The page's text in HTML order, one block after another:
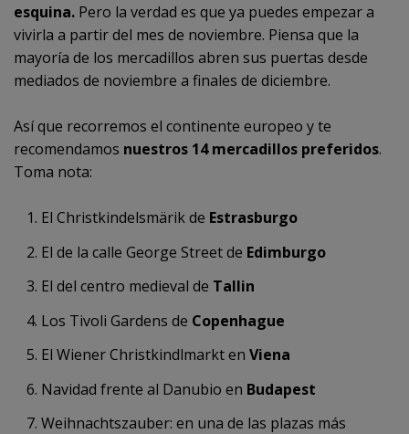
esquina. Pero la verdad es que ya puedes empezar a
vivirla a partir del mes de noviembre. Piensa que la
mayoría de los mercadillos abren sus puertas desde
mediados de noviembre a finales de diciembre.
Así que recorremos el continente europeo y te
recomendamos nuestros 14 mercadillos preferidos.
Toma nota:
El Christkindelsmärik de Estrasburgo
El de la calle George Street de Edimburgo
El del centro medieval de Tallin
Los Tivoli Gardens de Copenhague
El Wiener Christkindlmarkt en Viena
Navidad frente al Danubio en Budapest
Weihnachtszauber: en una de las plazas más